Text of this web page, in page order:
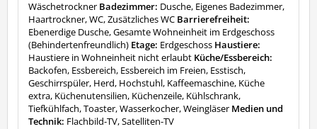
Wäschetrockner Badezimmer: Dusche, Eigenes Badezimmer,
Haartrockner, WC, Zusätzliches WC Barrierefreiheit:
Ebenerdige Dusche, Gesamte Wohneinheit im Erdgeschoss
(Behindertenfreundlich) Etage: Erdgeschoss Haustiere:
Haustiere in Wohneinheit nicht erlaubt Küche/Essbereich:
Backofen, Essbereich, Essbereich im Freien, Esstisch,
Geschirrspüler, Herd, Hochstuhl, Kaffeemaschine, Küche
extra, Küchenutensilien, Küchenzeile, Kühlschrank,
Tiefkühlfach, Toaster, Wasserkocher, Weingläser Medien und
Technik: Flachbild-TV, Satelliten-TV